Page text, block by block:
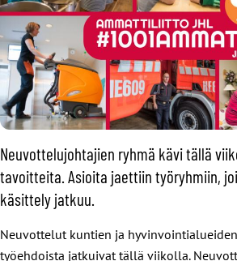
Neuvottelujohtajien ryhmä kävi tällä
tavoitteita. Asioita jaettiin työryhmiin,
käsittely jatkuu.
Neuvottelut kuntien ja
työehdoista jatkuivat tällä viikolla.